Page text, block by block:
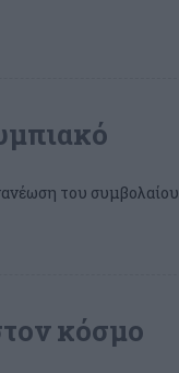
του συμβολαίου
κόσμο